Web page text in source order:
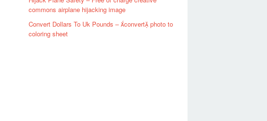
commons airplane hijacking image
Convert Dollars To Uk Pounds – convert photo to
coloring sheet